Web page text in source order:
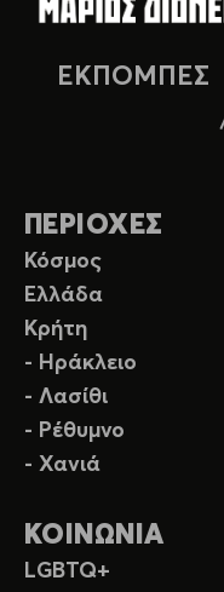
ΕΚΠΟΜΠΕΣ
ΠΕΡΙΟΧΕΣ
Κόσμος
Ελλάδα
Κρήτη
- Ηράκλειο
- Λασίθι
- Ρέθυμνο
- Χανιά
ΚΟΙΝΩΝΙΑ
LGBTQ+